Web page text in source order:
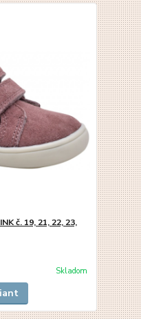
č. 19, 21, 22, 23,
Skladom